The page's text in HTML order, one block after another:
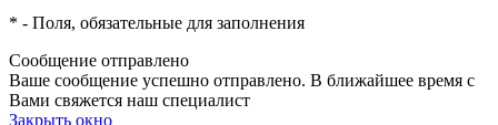
* - Поля, обязательные для заполнения
Сообщение отправлено
Ваше сообщение успешно отправлено. В ближайшее время с
Вами свяжется наш специалист
Закрыть окно